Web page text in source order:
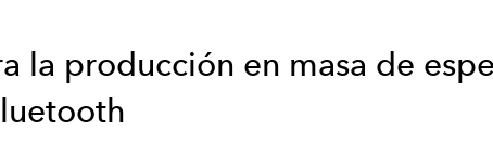
la producción en masa de